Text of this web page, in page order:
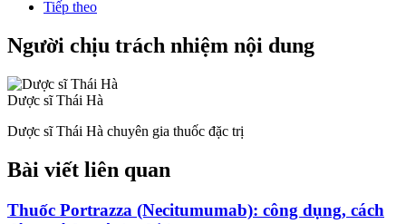
Tiếp theo
Người chịu trách nhiệm nội dung
Dược sĩ Thái Hà
Dược sĩ Thái Hà chuyên gia thuốc đặc trị
Bài viết liên quan
Thuốc Portrazza (Necitumumab): công dụng, cách